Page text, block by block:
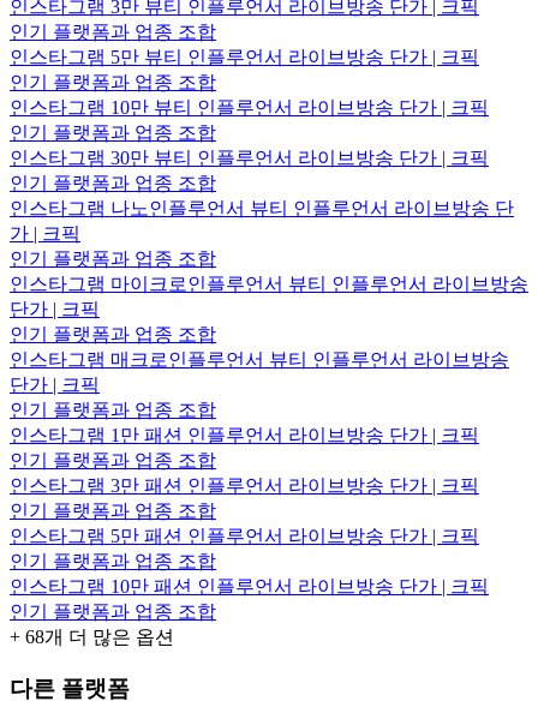
인스타그램 3만 뷰티 인플루언서 라이브방송 단가 | 크픽
인기 플랫폼과 업종 조합
인스타그램 5만 뷰티 인플루언서 라이브방송 단가 | 크픽
인기 플랫폼과 업종 조합
인스타그램 10만 뷰티 인플루언서 라이브방송 단가 | 크픽
인기 플랫폼과 업종 조합
인스타그램 30만 뷰티 인플루언서 라이브방송 단가 | 크픽
인기 플랫폼과 업종 조합
인스타그램 나노인플루언서 뷰티 인플루언서 라이브방송 단
가 | 크픽
인기 플랫폼과 업종 조합
인스타그램 마이크로인플루언서 뷰티 인플루언서 라이브방송
단가 | 크픽
인기 플랫폼과 업종 조합
인스타그램 매크로인플루언서 뷰티 인플루언서 라이브방송
단가 | 크픽
인기 플랫폼과 업종 조합
인스타그램 1만 패션 인플루언서 라이브방송 단가 | 크픽
인기 플랫폼과 업종 조합
인스타그램 3만 패션 인플루언서 라이브방송 단가 | 크픽
인기 플랫폼과 업종 조합
인스타그램 5만 패션 인플루언서 라이브방송 단가 | 크픽
인기 플랫폼과 업종 조합
인스타그램 10만 패션 인플루언서 라이브방송 단가 | 크픽
인기 플랫폼과 업종 조합
+ 68개 더 많은 옵션
다른 플랫폼